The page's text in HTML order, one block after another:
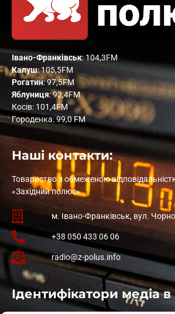
Івано-Франківськ: 104,3FM
Калуш: 105,5FM
Рогатин: 97,5FM
Яблуниця: 92,4FM
Косів: 101,4FM
Городенка: 99,0 FM
Наші контакти:
Товариство з обмеженою
«Західний полюс»
м. Івано-Франківськ, вул.
+38 050 433 06 06
radio@z-polus.info
Ідентифікатори медіа в